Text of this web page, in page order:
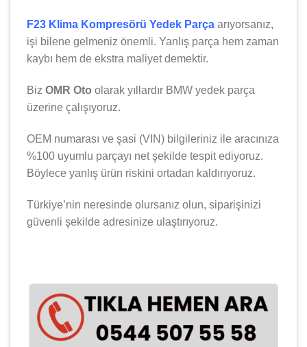
F23 Klima Kompresörü Yedek Parça arıyorsanız,
işi bilene gelmeniz önemli. Yanlış parça hem zaman
kaybı hem de ekstra maliyet demektir.
Biz OMR Oto olarak yıllardır BMW yedek parça
üzerine çalışıyoruz.
OEM numarası ve şasi (VIN) bilgileriniz ile aracınıza
%100 uyumlu parçayı net şekilde tespit ediyoruz.
Böylece yanlış ürün riskini ortadan kaldırıyoruz.
Türkiye’nin neresinde olursanız olun, siparişinizi
güvenli şekilde adresinize ulaştırıyoruz.